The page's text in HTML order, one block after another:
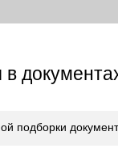
подборки